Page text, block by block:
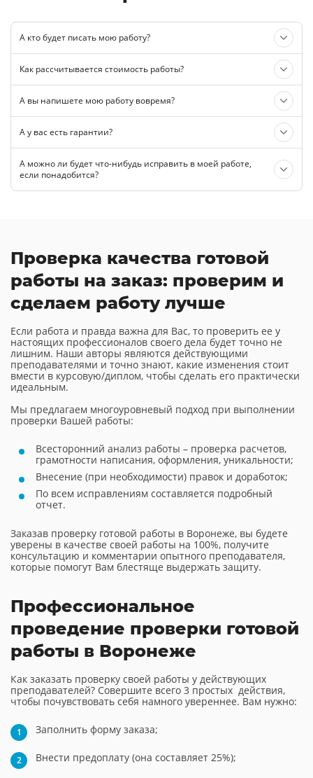
А кто будет писать мою работу?
Как рассчитывается стоимость работы?
А вы напишете мою работу вовремя?
А у вас есть гарантии?
А можно ли будет что-нибудь исправить в моей работе,
если понадобится?
Проверка качества готовой
работы на заказ: проверим и
сделаем работу лучше
Если работа и правда важна для Вас, то проверить ее у
настоящих профессионалов своего дела будет точно не
лишним. Наши авторы являются действующими
преподавателями и точно знают, какие изменения стоит
вмести в курсовую/диплом, чтобы сделать его практически
идеальным.
Мы предлагаем многоуровневый подход при выполнении
проверки Вашей работы:
Всесторонний анализ работы – проверка расчетов,
грамотности написания, оформления, уникальности;
Внесение (при необходимости) правок и доработок;
По всем исправлениям составляется подробный
отчет.
Заказав проверку готовой работы в Воронеже, вы будете
уверены в качестве своей работы на 100%, получите
консультацию и комментарии опытного преподавателя,
которые помогут Вам блестяще выдержать защиту.
Профессиональное
проведение проверки готовой
работы в Воронеже
Как заказать проверку своей работы у действующих
преподавателей? Совершите всего 3 простых действия,
чтобы почувствовать себя намного увереннее. Вам нужно:
Заполнить форму заказа;
Внести предоплату (она составляет 25%);